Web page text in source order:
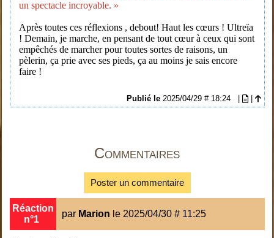
un spectacle incroyable. »
Après toutes ces réflexions , debout! Haut les cœurs ! Ultreïa
! Demain, je marche, en pensant de tout cœur à ceux qui sont
empêchés de marcher pour toutes sortes de raisons, un
pèlerin, ça prie avec ses pieds, ça au moins je sais encore
faire !
Publié le 2025/04/29 # 18:24
Commentaires
Poster un commentaire
Réaction
n°1
par Marion le 2025/04/30 # 11:25